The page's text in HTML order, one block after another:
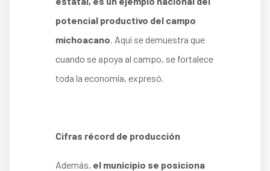
potencial productivo del campo
michoacano. Aquí se demuestra que
cuando se apoya al campo, se fortalece
toda la economía, expresó.
Cifras récord de producción
Además, el municipio se posiciona